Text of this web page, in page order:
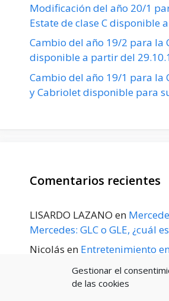
Gestionar el
de las cookies
Modificación del año 20/1
Estate de clase C disponible
Cambio del año 19/2 para la
disponible a partir del
Cambio del año 19/1 para la
y Cabriolet disponible para
Comentarios recientes
LISARDO LAZANO en
Mercedes: GLC o GLE, ¿cuál
Nicolás en Entretenimiento
trasero para el GLE / GLS
principios de 2020